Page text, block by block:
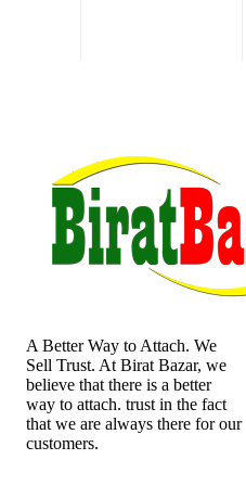
A Better Way to Attach. We
Sell Trust. At Birat Bazar, we
believe that there is a better
way to attach. trust in the fact
that we are always there for our
customers.